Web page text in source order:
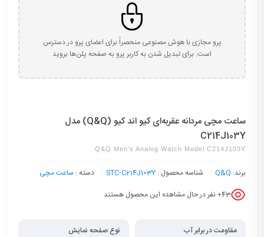
پرو مجازی با هوش مصنوعی منحصراً برای اعضای پرو در دسترس
است. برای تبدیل شدن به کاربر پرو به صفحه پلن‌ها بروید
ساعت مچی مردانه عقربه‌ای کیو اند کیو (Q&Q) مدل
C214J103Y
Q&Q Men's Analog Watch Model C214J103Y
برند: Q&Q شناسه محصول : STC-C214J103Y دسته : ساعت مچی
43+ نفر در حال مشاهده این محصول هستند
مقاومت در برابر آب
نوع صفحه نمایش